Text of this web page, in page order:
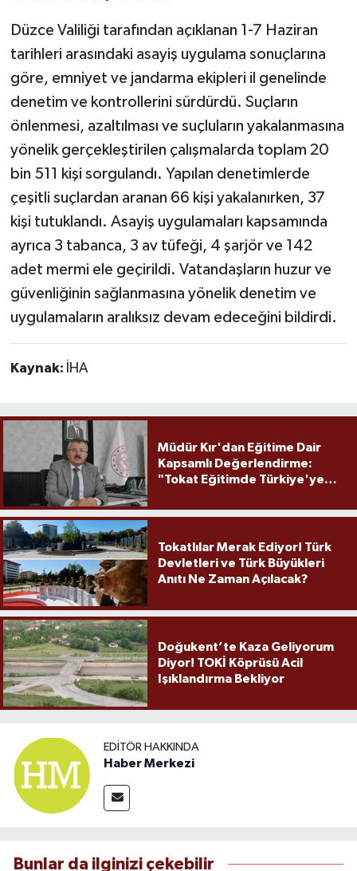
Düzce Valiliği tarafından açıklanan 1-7 Haziran
tarihleri arasındaki asayiş uygulama sonuçlarına
göre, emniyet ve jandarma ekipleri il genelinde
denetim ve kontrollerini sürdürdü. Suçların
önlenmesi, azaltılması ve suçluların yakalanmasına
yönelik gerçekleştirilen çalışmalarda toplam 20
bin 511 kişi sorgulandı. Yapılan denetimlerde
çeşitli suçlardan aranan 66 kişi yakalanırken, 37
kişi tutuklandı. Asayiş uygulamaları kapsamında
ayrıca 3 tabanca, 3 av tüfeği, 4 şarjör ve 142
adet mermi ele geçirildi. Vatandaşların huzur ve
güvenliğinin sağlanmasına yönelik denetim ve
uygulamaların aralıksız devam edeceğini bildirdi.
Kaynak: İHA
Müdür Kır'dan Eğitime Dair
Kapsamlı Değerlendirme:
"Tokat Eğitimde Türkiye'ye
Tokatlılar Merak Ediyor! Türk
Devletleri ve Türk Büyükleri
Anıtı Ne Zaman Açılacak?
Doğukent’te Kaza Geliyorum
Diyor! TOKİ Köprüsü Acil
Işıklandırma Bekliyor
EDITÖR HAKKINDA
Haber Merkezi
Bunlar da ilginizi çekebilir